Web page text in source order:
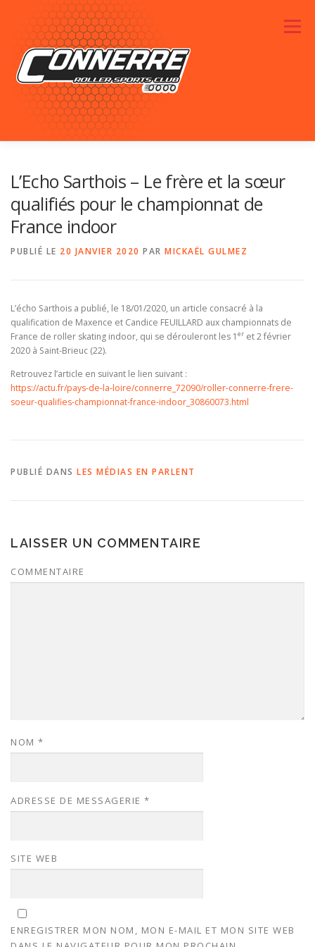
Aller au contenu
Menu
SPONSORS
L’Echo Sarthois – Le frère et la sœur
qualifiés pour le championnat de
France indoor
PUBLIÉ LE 20 JANVIER 2020 PAR MICKAËL GULMEZ
L’écho Sarthois a publié, le 18/01/2020, un article consacré à la
qualification de Maxence et Candice FEUILLARD aux championnats de
France de roller skating indoor, qui se dérouleront les 1 er et 2 février
2020 à Saint-Brieuc (22).
Retrouvez l’article en suivant le lien suivant :
https://actu.fr/pays-de-la-loire/connerre_72090/roller-connerre-frere-
soeur-qualifies-championnat-france-indoor_30860073.html
PUBLIÉ DANS LES MÉDIAS EN PARLENT
LAISSER UN COMMENTAIRE
COMMENTAIRE
NOM *
ADRESSE DE MESSAGERIE *
SITE WEB
ENREGISTRER MON NOM, MON E-MAIL ET MON SITE WEB